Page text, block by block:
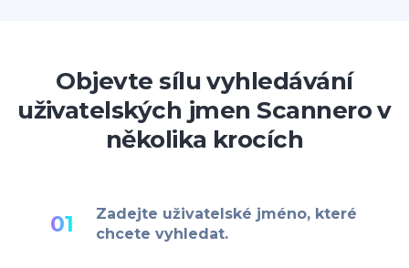
Objevte sílu vyhledávání
uživatelských jmen Scannero v
několika krocích
01
Zadejte uživatelské jméno, které
chcete vyhledat.